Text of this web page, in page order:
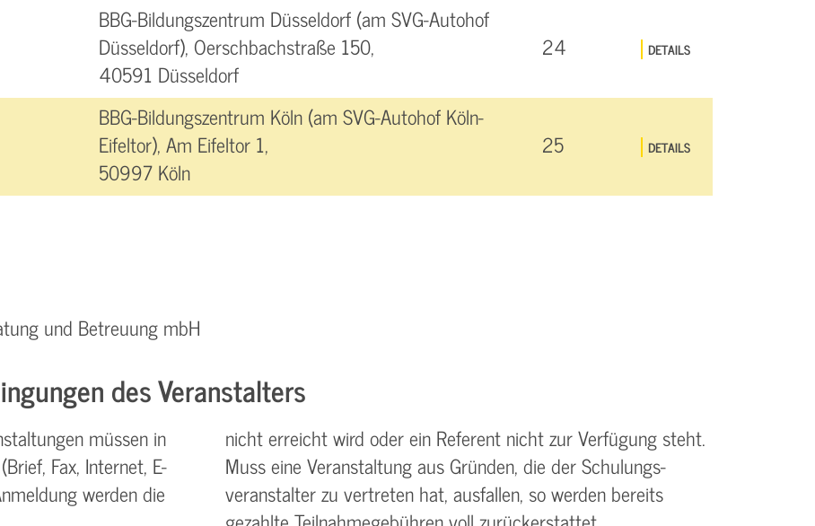
BBG-Bildungszentrum Düsseldorf (am SVG-Autohof
Düsseldorf), Oerschbachstraße 150,
40591 Düsseldorf
24 DETAILS
BBG-Bildungszentrum Köln (am SVG-Autohof Köln-
Eifeltor), Am Eifeltor 1,
50997 Köln
25 DETAILS
und Betreuung mbH
des Veranstalters
müssen in
Fax, Internet, E-
werden die
nicht erreicht wird oder ein Referent nicht zur Verfügung steht.
Muss eine Veranstaltung aus Gründen, die der Schulungs­
veranstalter zu vertreten hat, ausfallen, so werden bereits